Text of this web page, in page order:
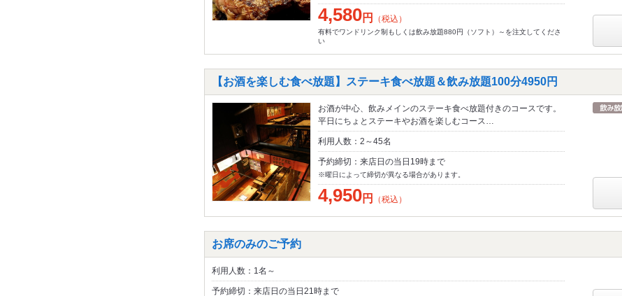
4,580円 （税込）
有料でワンドリンク制もしくは飲み放題880円（ソフト）～を注文してくださ
い
【お酒を楽しむ食べ放題】ステーキ食べ放題＆飲み放題100分4950円
お酒が中心、飲みメインのステーキ食べ放題付きのコースです。
平日にちょとステーキやお酒を楽しむコース…
利用人数：2～45名
予約締切：来店日の当日19時まで
※曜日によって締切が異なる場合があります。
4,950円 （税込）
お席のみのご予約
利用人数：1名～
予約締切：来店日の当日21時まで